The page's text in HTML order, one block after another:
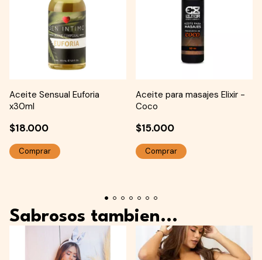
Aceite Sensual Euforia
x30ml
$18.000
Aceite para masajes Elixir -
Coco
$15.000
Sabrosos tambien...